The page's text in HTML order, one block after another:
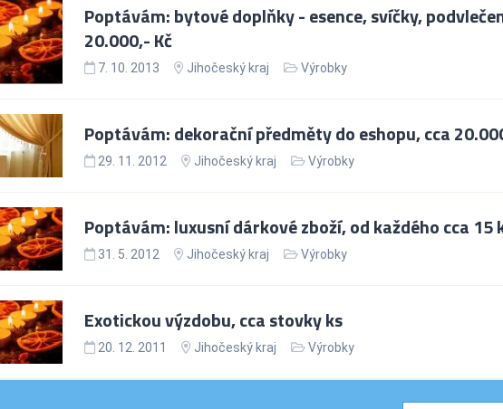
Poptávám: bytové doplňky - esence, svíčky,
20.000,- Kč
7. 10. 2013 Jihočeský kraj Výrobky
Poptávám: dekorační předměty do eshopu, cca
29. 11. 2012 Jihočeský kraj Výrobky
Poptávám: luxusní dárkové zboží, od každého cca 15
31. 5. 2012 Jihočeský kraj Výrobky
Exotickou výzdobu, cca stovky ks
20. 12. 2011 Jihočeský kraj Výrobky